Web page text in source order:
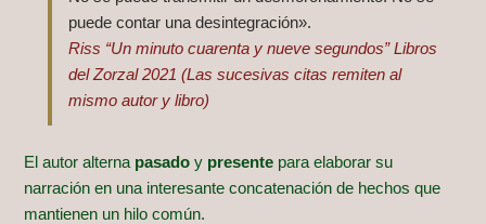
puede contar una desintegración».
Riss “Un minuto cuarenta y nueve segundos” Libros
del Zorzal 2021 (Las sucesivas citas remiten al
mismo autor y libro)
El autor alterna pasado y presente para elaborar su
narración en una interesante concatenación de hechos que
mantienen un hilo común.